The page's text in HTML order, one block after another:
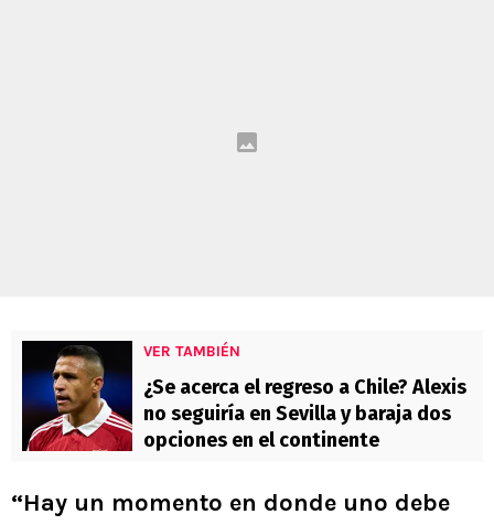
VER TAMBIÉN
¿Se acerca el regreso a Chile? Alexis
no seguiría en Sevilla y baraja dos
opciones en el continente
“Hay un momento en donde uno debe